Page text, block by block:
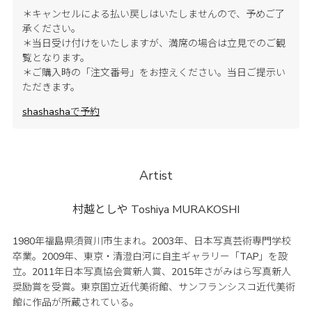
＊キャンセルによる払い戻しはいたしませんので、予めご了
承ください。
＊当日受け付けをいたしますが、満席の場合は立見でのご観
覧となります。
＊ご購入時の「注文番号」をお控えください。当日ご提示い
ただきます。
shashashaで予約
Artist
村越としや Toshiya MURAKOSHI
1980年福島県須賀川市生まれ。2003年、日本写真芸術専門学校
卒業。2009年、東京・清澄白河に自主ギャラリー「TAP」を設
立。2011年日本写真協会賞新人賞、2015年さがみはら写真新人
奨励賞を受賞。東京国立近代美術館、サンフランシスコ近代美術
館に作品が所蔵されている。